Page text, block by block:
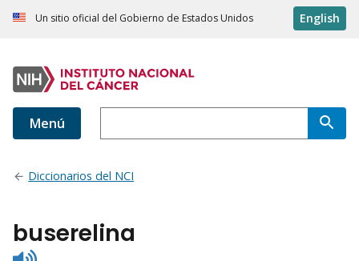
Un sitio oficial del Gobierno de Estados Unidos English
Menú
Diccionarios del NCI
buserelina
Listen